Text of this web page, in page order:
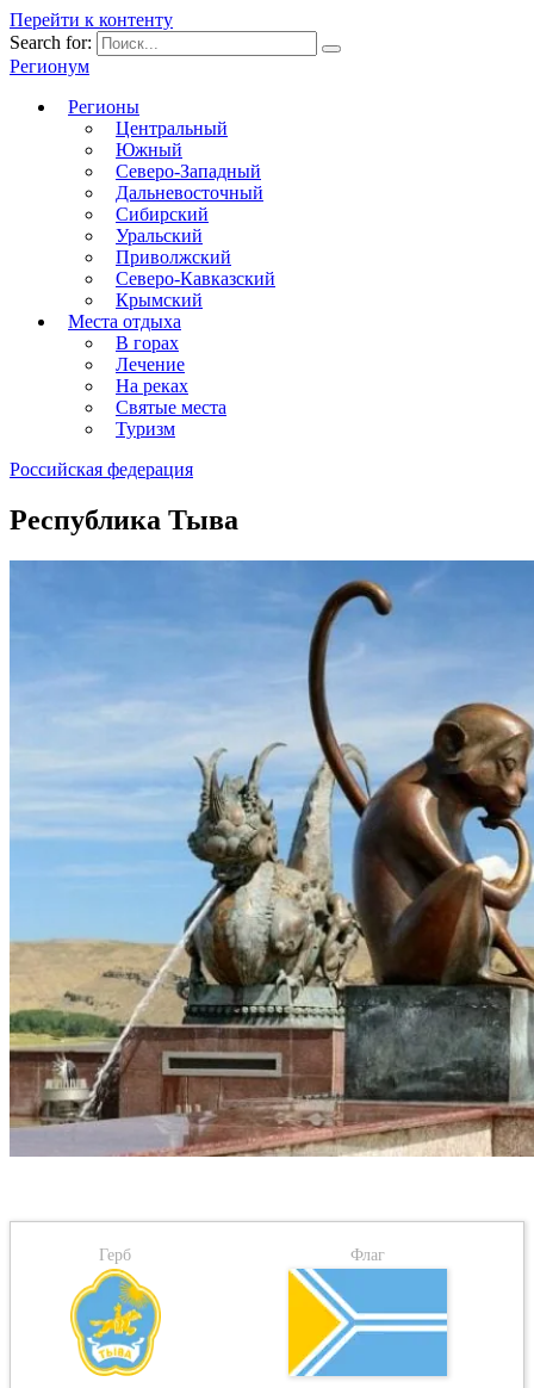
Перейти к контенту
Search for:
Регионум
Регионы
Центральный
Южный
Северо-Западный
Дальневосточный
Сибирский
Уральский
Приволжский
Северо-Кавказский
Крымский
Места отдыха
В горах
Лечение
На реках
Святые места
Туризм
Российская федерация
Республика Тыва
Герб Флаг